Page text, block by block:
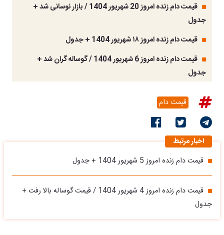
قیمت دام زنده امروز 20 شهریور 1404 / بازار نوسانی شد +
جدول
قیمت دام زنده امروز ۱۸ شهریور 1404 + جدول
قیمت دام زنده امروز 6 شهریور 1404 / گوساله گران شد +
جدول
قیمت دام
اخبار مرتبط
قیمت دام زنده امروز 5 شهریور 1404 + جدول
قیمت دام زنده امروز 4 شهریور 1404 / قیمت گوساله بالا رفت +
جدول